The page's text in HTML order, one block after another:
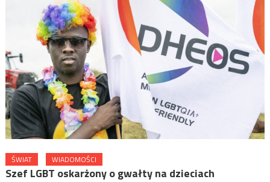
ŚWIAT WIADOMOŚCI
Szef LGBT oskarżony o gwałty na dzieciach